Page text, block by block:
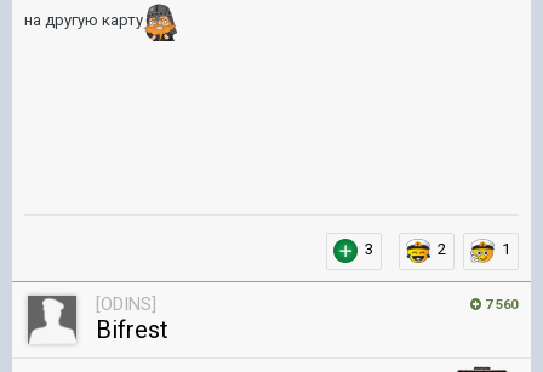
на другую карту
3 2 1
7 560
[ODINS]
Bifrest